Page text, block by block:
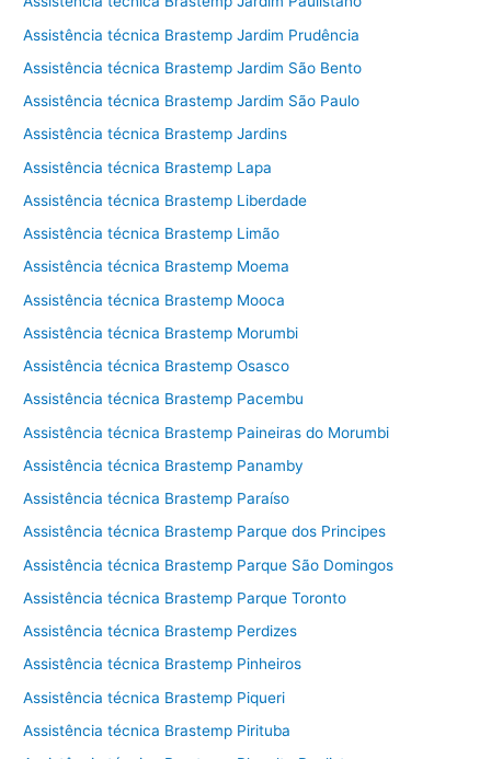
Assistência técnica Brastemp Jardim Prudência
Assistência técnica Brastemp Jardim São Bento
Assistência técnica Brastemp Jardim São Paulo
Assistência técnica Brastemp Jardins
Assistência técnica Brastemp Lapa
Assistência técnica Brastemp Liberdade
Assistência técnica Brastemp Limão
Assistência técnica Brastemp Moema
Assistência técnica Brastemp Mooca
Assistência técnica Brastemp Morumbi
Assistência técnica Brastemp Osasco
Assistência técnica Brastemp Pacembu
Assistência técnica Brastemp Paineiras do Morumbi
Assistência técnica Brastemp Panamby
Assistência técnica Brastemp Paraíso
Assistência técnica Brastemp Parque dos Principes
Assistência técnica Brastemp Parque São Domingos
Assistência técnica Brastemp Parque Toronto
Assistência técnica Brastemp Perdizes
Assistência técnica Brastemp Pinheiros
Assistência técnica Brastemp Piqueri
Assistência técnica Brastemp Pirituba